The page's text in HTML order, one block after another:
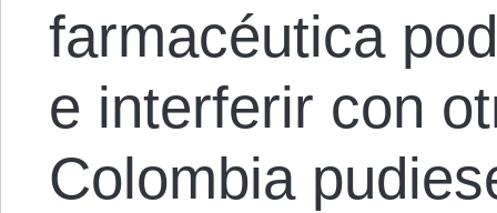
farmacéutica
e interferir con
Colombia